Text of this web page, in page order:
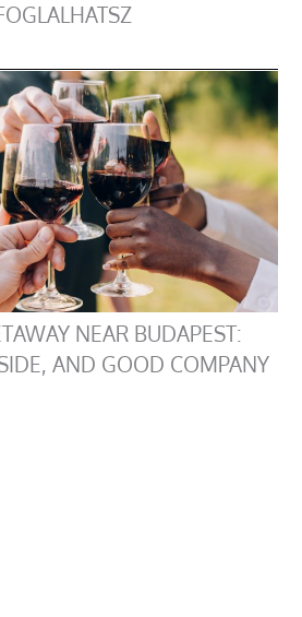
NEAR BUDAPEST:
AND GOOD COMPANY